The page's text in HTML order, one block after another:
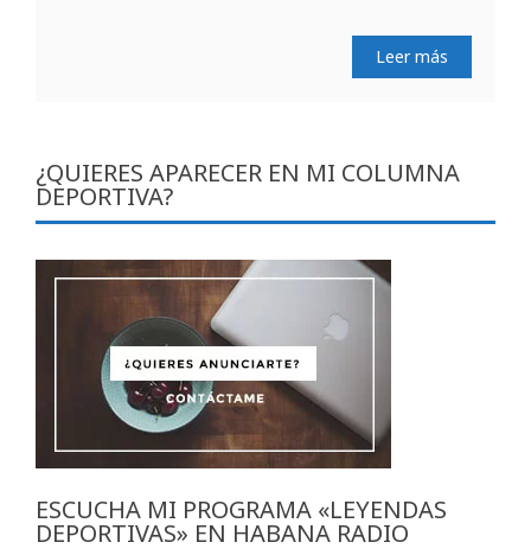
Leer más
¿QUIERES APARECER EN MI COLUMNA
DEPORTIVA?
ESCUCHA MI PROGRAMA «LEYENDAS
DEPORTIVAS» EN HABANA RADIO